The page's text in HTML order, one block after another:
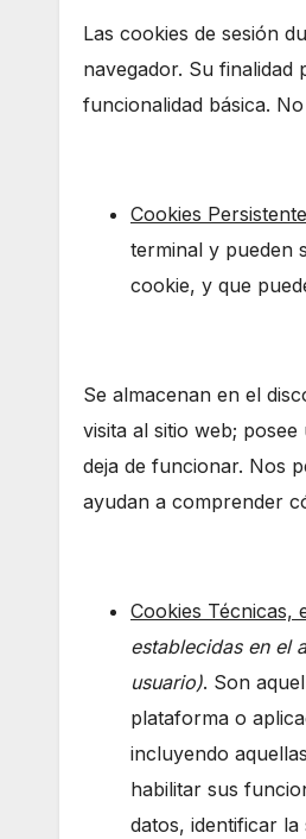
Las cookies de sesión
navegador. Su finalidad
funcionalidad básica.
Cookies
terminal y pueden
cookie, y que
Se almacenan en el
visita al sitio web;
deja de funcionar. Nos
ayudan a comprender
Cookies Técnicas,
establecidas en el
usuario). Son
plataforma o
incluyendo
habilitar sus
datos, identificar